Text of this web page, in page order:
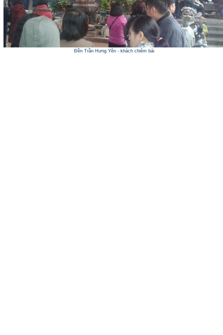
Đền Trần Hưng Yên - khách chiêm bái